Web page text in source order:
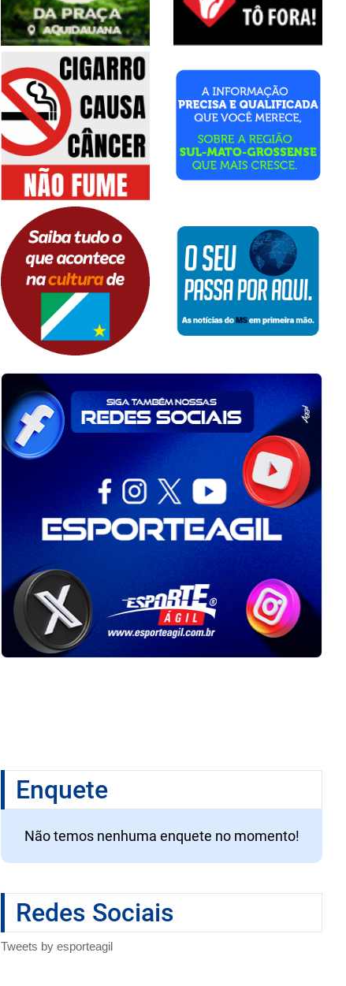
Enquete
Não temos nenhuma enquete no momento!
Redes Sociais
Tweets by esporteagil